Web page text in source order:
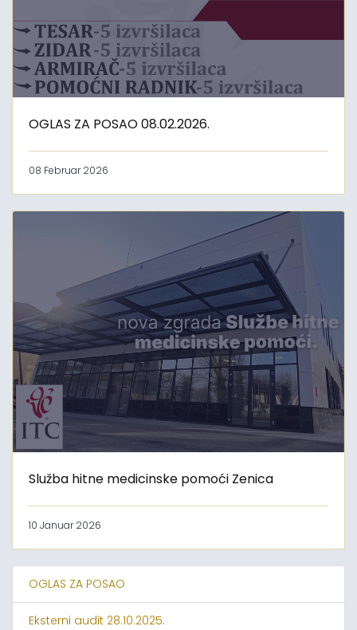
OGLAS ZA POSAO 08.02.2026.
08 Februar 2026
Služba hitne medicinske pomoći Zenica
10 Januar 2026
OGLAS ZA POSAO
Eksterni audit 28.10.2025.